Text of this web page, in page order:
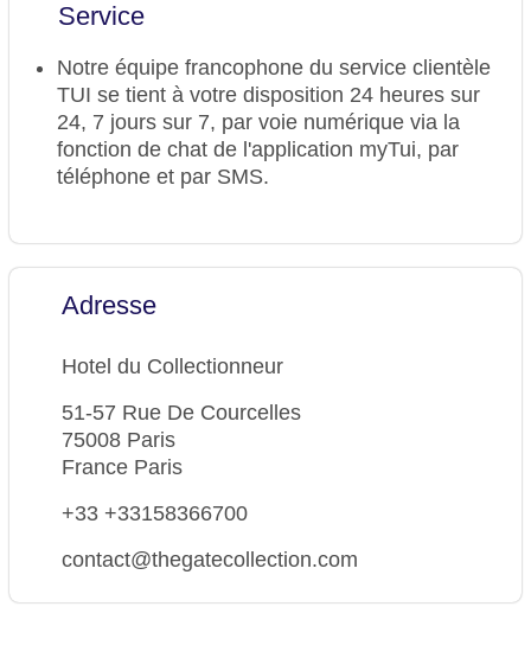
Service
Notre équipe francophone du service clientèle
TUI se tient à votre disposition 24 heures sur
24, 7 jours sur 7, par voie numérique via la
fonction de chat de l'application myTui, par
téléphone et par SMS.
Adresse
Hotel du Collectionneur
51-57 Rue De Courcelles
75008 Paris
France Paris
+33 +33158366700
contact@thegatecollection.com